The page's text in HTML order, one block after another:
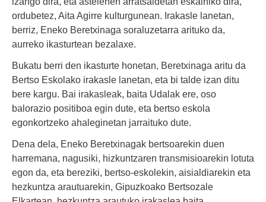
ordubetez, Aita Agirre kulturgunean. Irakasle lanetan,
berriz, Eneko Beretxinaga soraluzetarra arituko da,
aurreko ikasturtean bezalaxe.
Bukatu berri den ikasturte honetan, Beretxinaga aritu da
Bertso Eskolako irakasle lanetan, eta bi talde izan ditu
bere kargu. Bai irakasleak, baita Udalak ere, oso
balorazio positiboa egin dute, eta bertso eskola
egonkortzeko ahaleginetan jarraituko dute.
Dena dela, Eneko Beretxinagak bertsoarekin duen
harremana, nagusiki, hizkuntzaren transmisioarekin lotuta
egon da, eta bereziki, bertso-eskolekin, aisialdiarekin eta
hezkuntza arautuarekin, Gipuzkoako Bertsozale